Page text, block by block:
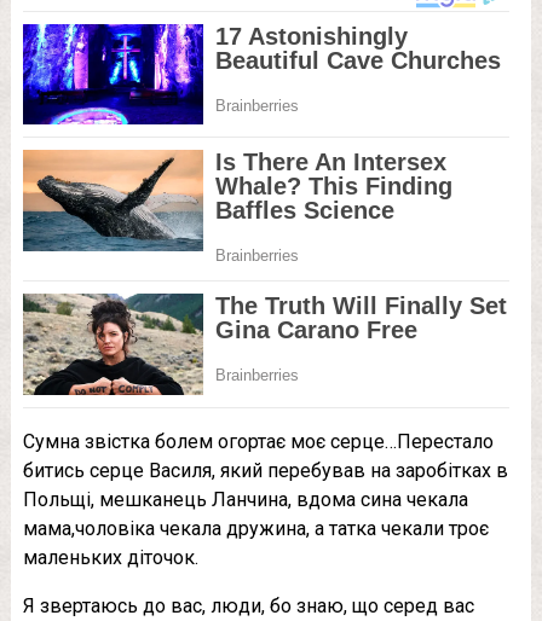
Сумна звістка болем огортає моє серце…Перестало
битись серце Василя, який перебував на заробітках в
Польщі, мешканець Ланчина, вдома сина чекала
мама,чоловіка чекала дружина, а татка чекали троє
маленьких діточок.
Я звертаюсь до вас, люди, бо знаю, що серед вас